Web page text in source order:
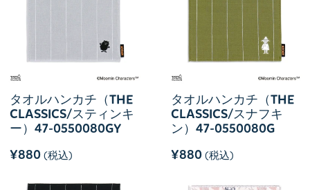
タオルハンカチ（THE
CLASSICS/スティンキ
ー）47-0550080GY
¥880 (税込)
タオルハンカチ（THE
CLASSICS/スナフキ
ン）47-0550080G
¥880 (税込)